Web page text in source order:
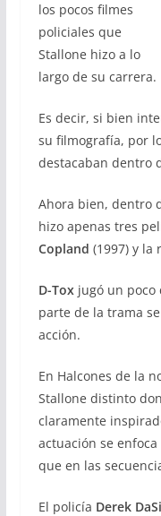
los pocos filmes
policiales que
Stallone hizo a lo
largo de su carrera.
Es decir, si bien
su filmografía, por
destacaban dentro
Ahora bien, dentro
hizo apenas tres
Copland (1997) y la
D-Toxjugó un poco
parte de la trama
acción.
En Halcones de la
Stallone distinto
claramente
actuación se
que en las
El policía Derek